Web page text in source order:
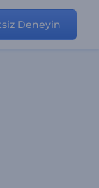
Deneyin